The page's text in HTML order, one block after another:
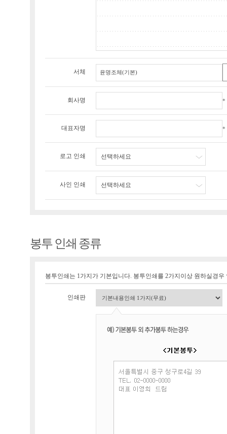
서체
회사명 *
대표자명 *
로고 인쇄 선택하세요
사인 인쇄 선택하세요
봉투 인쇄 종류
봉투인쇄는 1가지가 기본입니다. 봉투인쇄를 2가지이상 원하실경
인쇄판